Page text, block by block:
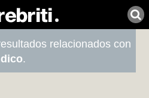
relacionados con
.